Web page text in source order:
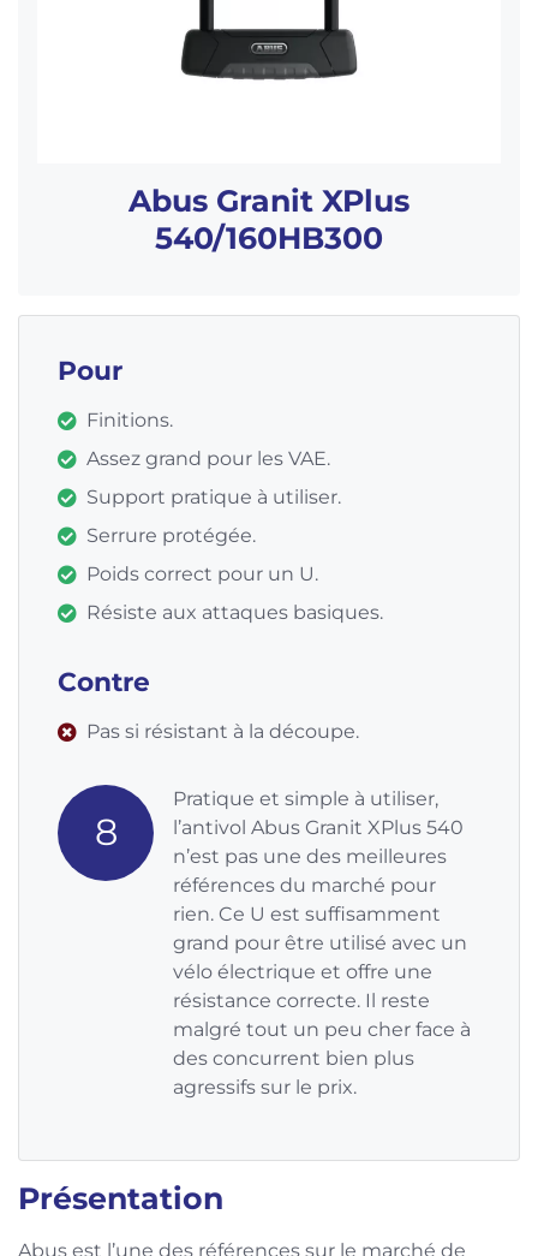
Abus Granit XPlus
540/160HB300
Pour
Finitions.
Assez grand pour les VAE.
Support pratique à utiliser.
Serrure protégée.
Poids correct pour un U.
Résiste aux attaques basiques.
Contre
Pas si résistant à la découpe.
8
Pratique et simple à utiliser,
l’antivol Abus Granit XPlus 540
n’est pas une des meilleures
références du marché pour
rien. Ce U est suffisamment
grand pour être utilisé avec un
vélo électrique et offre une
résistance correcte. Il reste
malgré tout un peu cher face à
des concurrent bien plus
agressifs sur le prix.
Présentation
Abus est l’une des références sur le marché de